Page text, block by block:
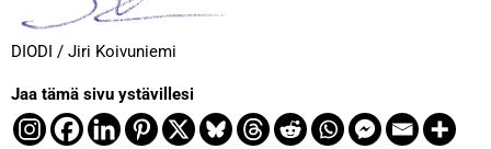
DIODI / Jiri Koivuniemi
Jaa tämä sivu ystävillesi